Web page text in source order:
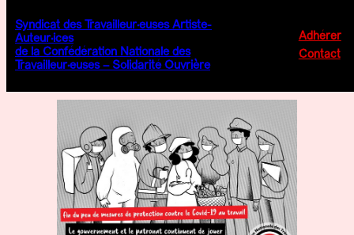
au
contenu
Syndicat des Travailleur·euses Artiste-
Auteur·ices
de la Confédération Nationale des
Travailleur·euses – Solidarité Ouvrière
Adhérer
Contact
Autodéfense sanitaire : pourquoi et
comment